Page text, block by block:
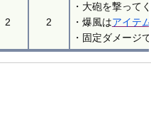
2 2
・大砲を撃って
・爆風はアイテム
・固定ダメージ